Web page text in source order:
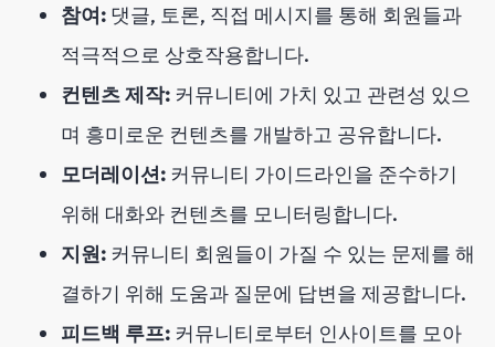
참여: 댓글, 토론, 직접 메시지를 통해 회원들과
적극적으로 상호작용합니다.
컨텐츠 제작: 커뮤니티에 가치 있고 관련성 있으
며 흥미로운 컨텐츠를 개발하고 공유합니다.
모더레이션: 커뮤니티 가이드라인을 준수하기
위해 대화와 컨텐츠를 모니터링합니다.
지원: 커뮤니티 회원들이 가질 수 있는 문제를 해
결하기 위해 도움과 질문에 답변을 제공합니다.
피드백 루프: 커뮤니티로부터 인사이트를 모아